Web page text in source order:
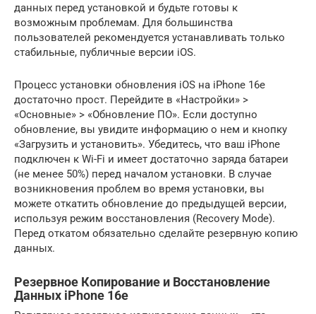
данных перед установкой и будьте готовы к
возможным проблемам. Для большинства
пользователей рекомендуется устанавливать только
стабильные, публичные версии iOS.
Процесс установки обновления iOS на iPhone 16e
достаточно прост. Перейдите в «Настройки» >
«Основные» > «Обновление ПО». Если доступно
обновление, вы увидите информацию о нем и кнопку
«Загрузить и установить». Убедитесь, что ваш iPhone
подключен к Wi-Fi и имеет достаточно заряда батареи
(не менее 50%) перед началом установки. В случае
возникновения проблем во время установки, вы
можете откатить обновление до предыдущей версии,
используя режим восстановления (Recovery Mode).
Перед откатом обязательно сделайте резервную копию
данных.
Резервное Копирование и Восстановление
Данных iPhone 16e